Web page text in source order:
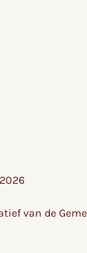
van de